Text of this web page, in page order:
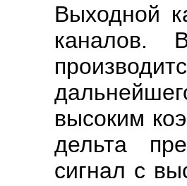
Выходной
каналов.
высоким
дельта
сигнал с